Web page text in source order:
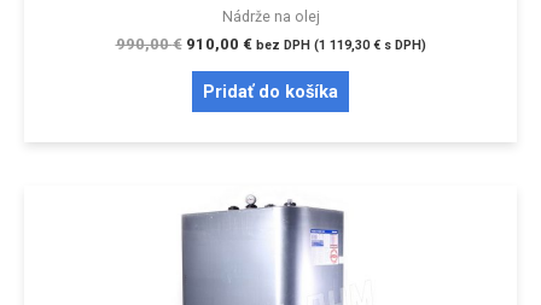
Nádrže na olej
990,00€ 910,00 € bez DPH (1 119,30€s DPH)
Pridať do košíka